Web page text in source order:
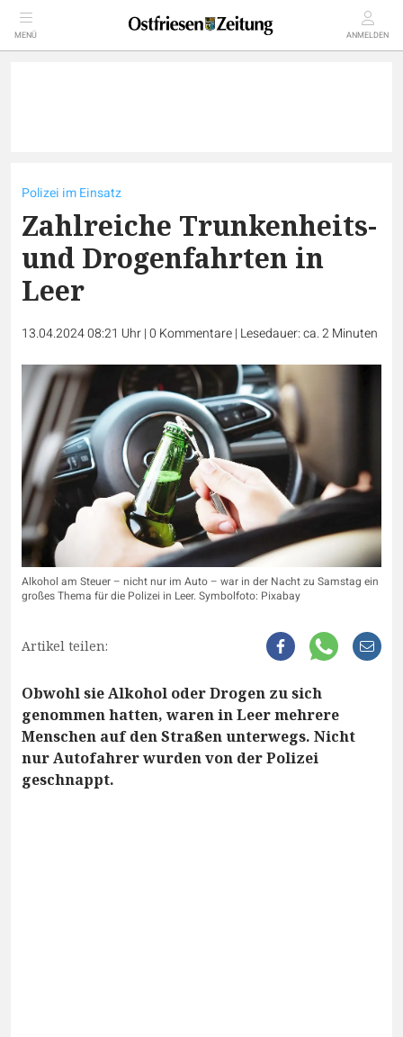
MENÜ ANMELDEN
Polizei im Einsatz
Zahlreiche Trunkenheits-
und Drogenfahrten in
Leer
13.04.2024 08:21 Uhr|0 Kommentare| Lesedauer: ca. 2 Minuten
Alkohol am Steuer – nicht nur im Auto – war in der Nacht zu Samstag ein
großes Thema für die Polizei in Leer. Symbolfoto: Pixabay
Artikel teilen:
Obwohl sie Alkohol oder Drogen zu sich
genommen hatten, waren in Leer mehrere
Menschen auf den Straßen unterwegs. Nicht
nur Autofahrer wurden von der Polizei
geschnappt.